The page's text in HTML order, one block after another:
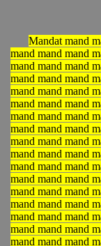
Mandat mand
mand mand mand
mand mand mand
mand mand mand
mand mand mand
mand mand mand
mand mand mand
mand mand mand
mand mand mand
mand mand mand
mand mand mand
mand mand mand
mand mand mand
mand mand mand
mand mand mand
mand mand mand
mand mand mand